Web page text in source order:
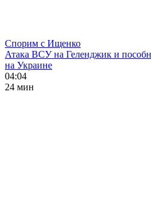
Спорим с Ищенко
Атака ВСУ на Геленджик и
на Украине
04:04
24 мин